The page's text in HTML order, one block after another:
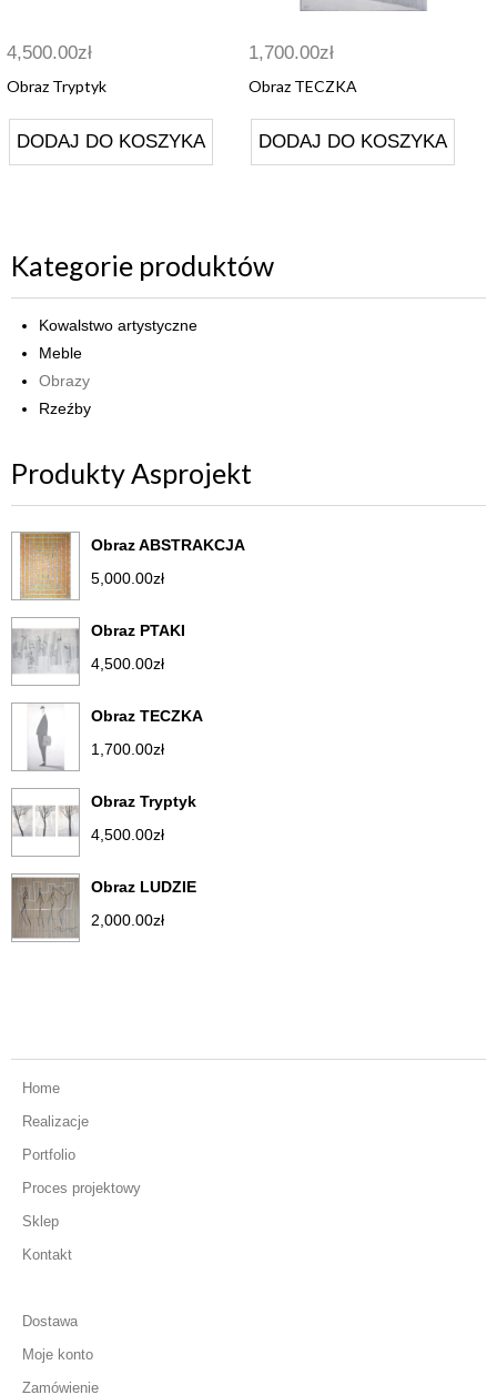
4,500.00zł
Obraz Tryptyk
DODAJ DO KOSZYKA
1,700.00zł
Obraz TECZKA
DODAJ DO KOSZYKA
Kategorie produktów
Kowalstwo artystyczne
Meble
Obrazy
Rzeźby
Produkty Asprojekt
Obraz ABSTRAKCJA
5,000.00zł
Obraz PTAKI
4,500.00zł
Obraz TECZKA
1,700.00zł
Obraz Tryptyk
4,500.00zł
Obraz LUDZIE
2,000.00zł
Home
Realizacje
Portfolio
Proces projektowy
Sklep
Kontakt
Dostawa
Moje konto
Zamówienie